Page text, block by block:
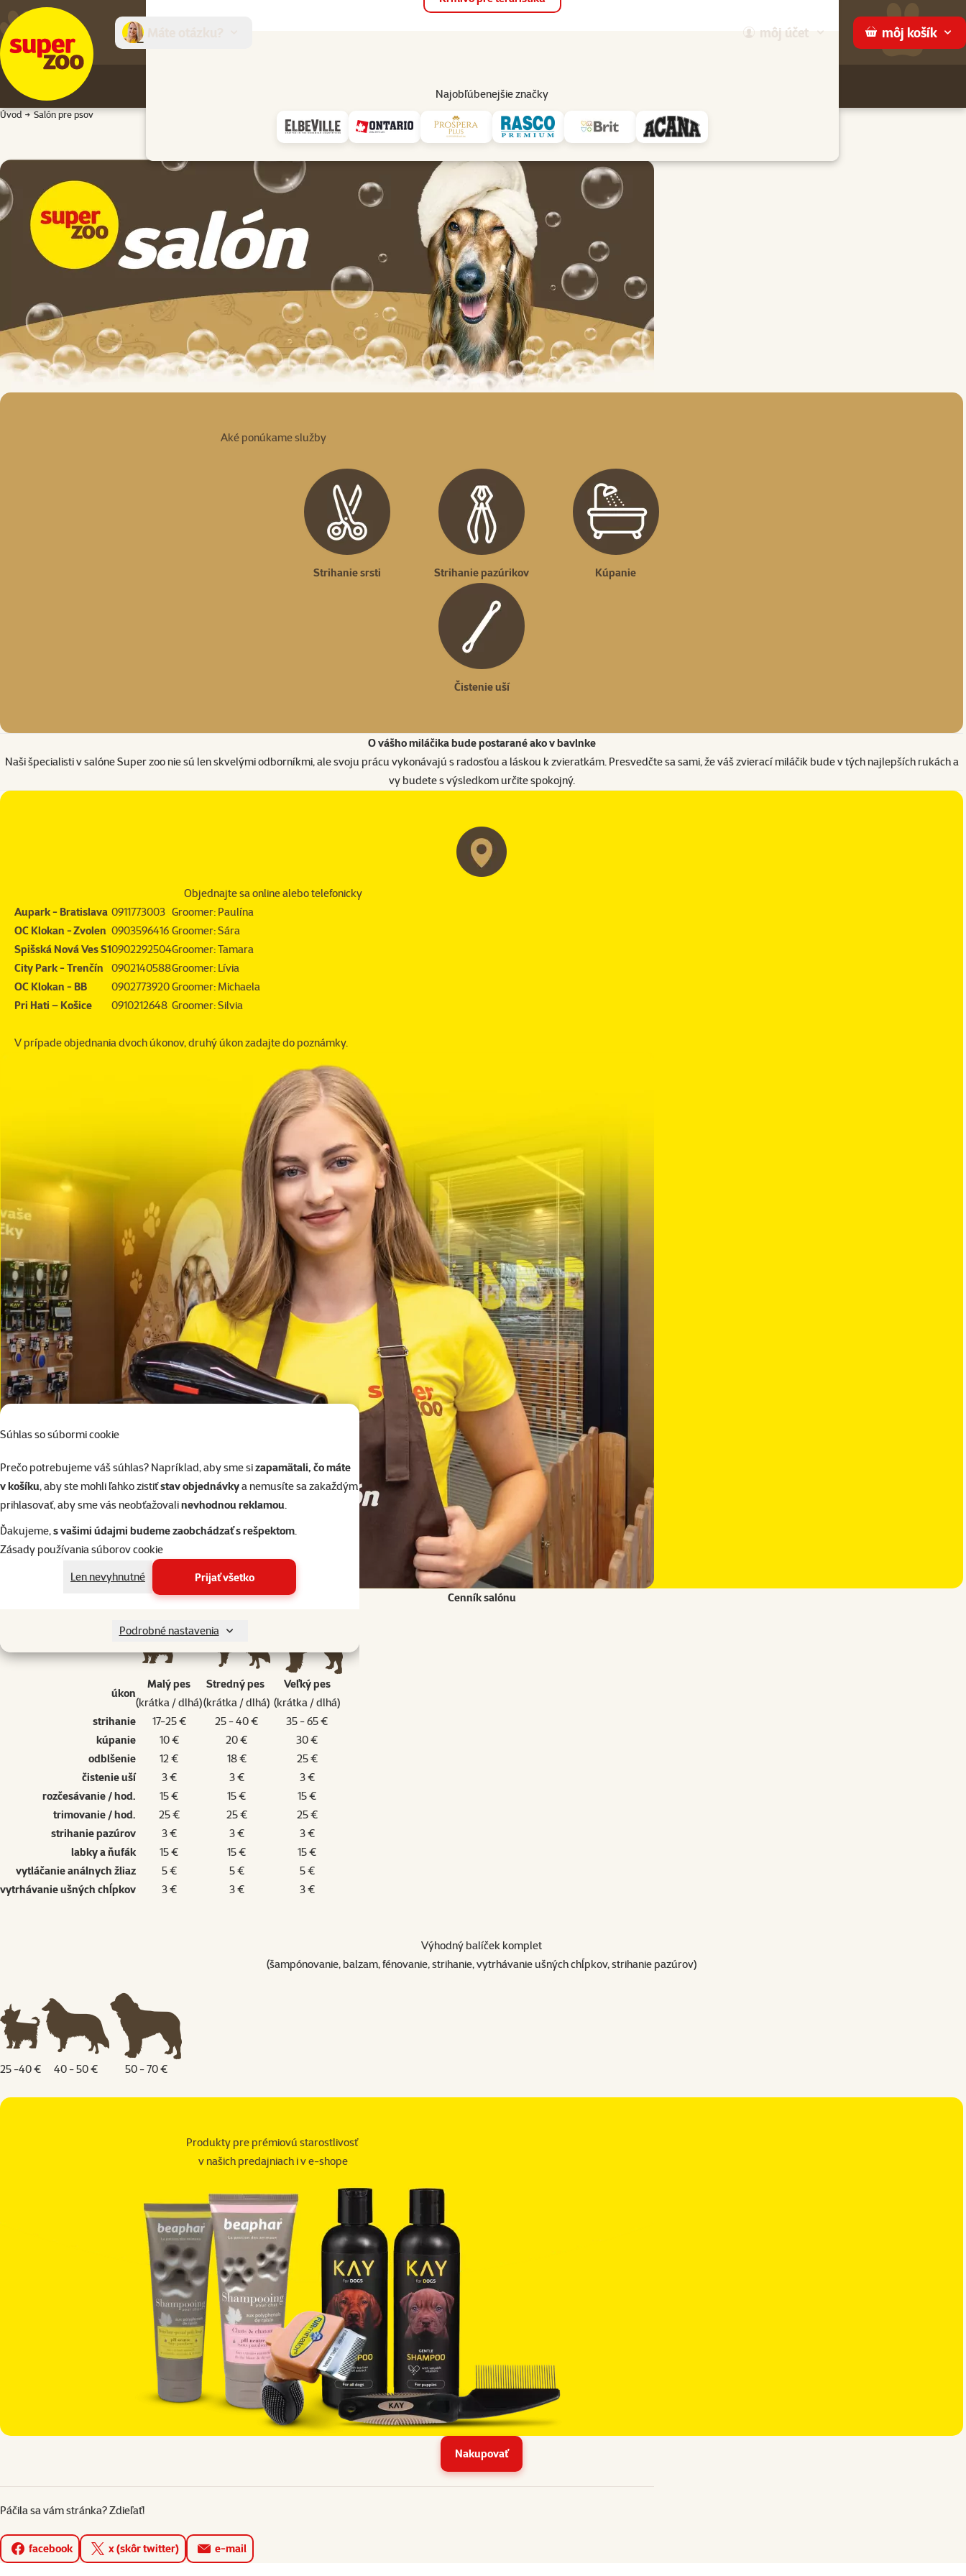
Súhlas so súbormi cookie
Prečo potrebujeme váš súhlas? Napríklad, aby sme sizapamätali, čo máte
v košíku, aby ste mohli ľahko zistiťstav objednávkya nemusíte sa zakaždým
prihlasovať, aby sme vás neobťažovalinevhodnou reklamou.
Ďakujeme,s vašimi údajmi budeme zaobchádzať s rešpektom.
Zásady používania súborov cookie
Len nevyhnutné
Prijať všetko
Podrobné nastavenia
môj účet môj košík
Najobľúbenejšie značky
Predajne Služby
Úvod Salón pre psov
Salón pre psov
Aké ponúkame služby
Strihanie srsti Strihanie pazúrikov Kúpanie
Čistenie uší
O vášho miláčika bude postarané ako v bavlnke
Naši špecialisti v salóne Super zoo nie sú len skvelými odborníkmi, ale svoju prácu vykonávajú s radosťou a láskou k zvieratkám. Presvedčte sa sami, že váš zvierací miláčik bude v tých najlepších rukách a
vy budete s výsledkom určite spokojný.
Objednajte sa online alebo telefonicky
Aupark - Bratislava 0911773003 Groomer: Paulína
OC Klokan - Zvolen 0903596416 Groomer: Sára
Spišská Nová Ves S10902292504Groomer: Tamara
City Park - Trenčín 0902140588Groomer: Lívia
OC Klokan - BB
0902773920Groomer: Michaela
Pri Hati – Košice
0910212648 Groomer: Silvia
V prípade objednania dvoch úkonov, druhý úkon zadajte do poznámky.
Cenník salónu
úkon
Malý pes
(krátka / dlhá)
Stredný pes
(krátka / dlhá)
Veľký pes
(krátka / dlhá)
strihanie
17-25 € 25 - 40 €
35 - 65 €
kúpanie
10 € 20 €
30 €
odblšenie
12 € 18 €
25 €
čistenie uší
3 € 3 €
3 €
rozčesávanie / hod.
15 € 15 €
15 €
trimovanie / hod.
25 € 25 €
25 €
strihanie pazúrov
3 € 3 €
3 €
labky a ňufák
15 € 15 €
15 €
vytláčanie análnych žliaz
5 € 5 €
5 €
vytrhávanie ušných chĺpkov
3 € 3 € 3 €
Výhodný balíček komplet
(šampónovanie, balzam, fénovanie, strihanie, vytrhávanie ušných chĺpkov, strihanie pazúrov)
25 -40 € 40 - 50 € 50 - 70 €
Produkty pre prémiovú starostlivosť
v našich predajniach i v e-shope
Nakupovať
Páčila sa vám stránka? Zdieľať!
facebook x (skôr twitter) e-mail